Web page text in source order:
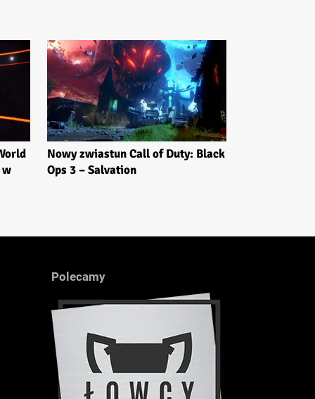
w
Nowy zwiastun Call of Duty: Black
Ops 3 – Salvation
Polecamy